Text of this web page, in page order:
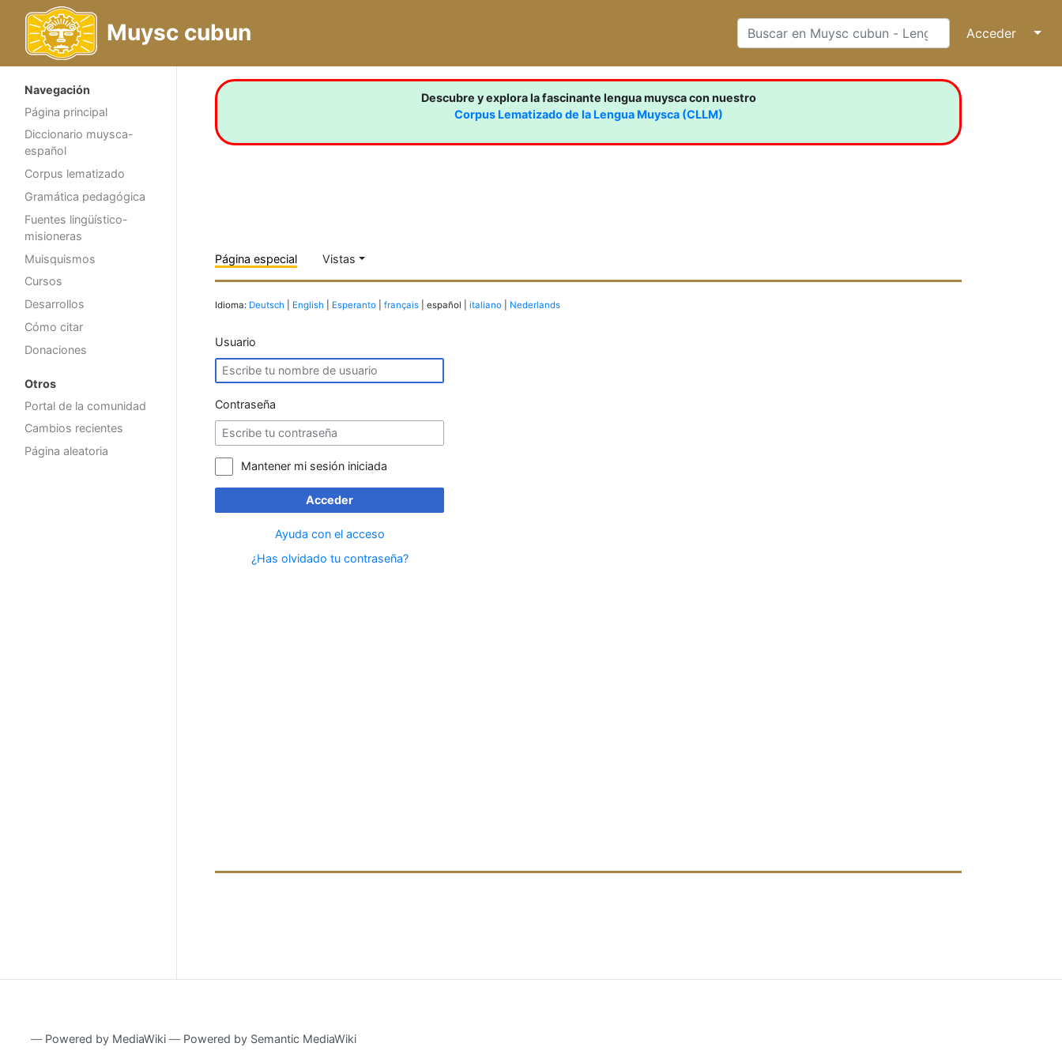
Muysc cubun Acceder ↓
Navegación
Página principal
Diccionario muysca-
español
Corpus lematizado
Gramática pedagógica
Fuentes lingüístico-
misioneras
Muisquismos
Cursos
Desarrollos
Cómo citar
Donaciones
Otros
Portal de la comunidad
Cambios recientes
Página aleatoria
Descubre y explora la fascinante lengua muysca con nuestro
Corpus Lematizado de la Lengua Muysca (CLLM)
Página especial Vistas
Idioma: Deutsch English Esperanto français | español | italiano Nederlands
Usuario
Contraseña
Mantener mi sesión iniciada
Acceder
Ayuda con el acceso
¿Has olvidado tu contraseña?
― Powered by MediaWiki ― Powered by Semantic MediaWiki